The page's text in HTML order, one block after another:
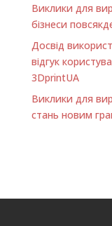
Виклики для
бізнеси
Досвід
відгук
3DprintUA
Виклики для
стань новим